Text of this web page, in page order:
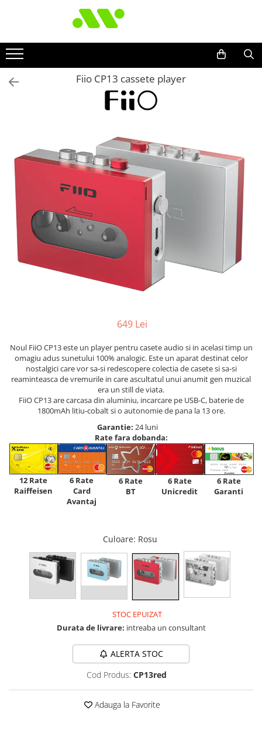
Fiio CP13 cassete player
649 Lei
Noul FiiO CP13 este un player pentru casete audio si in acelasi timp un
omagiu adus sunetului 100% analogic. Este un aparat destinat celor
nostalgici care vor sa-si redescopere colectia de casete si sa-si
reaminteasca de vremurile in care ascultatul unui anumit gen muzical
era un still de viata.
FiiO CP13 are carcasa din aluminiu, incarcare pe USB-C, baterie de
1800mAh litiu-cobalt si o autonomie de pana la 13 ore.
Garantie: 24 luni
Rate fara dobanda:
12 Rate
Raiffeisen
6 Rate
Card
Avantaj
6 Rate
BT
6 Rate
Unicredit
6 Rate
Garanti
Culoare: Rosu
STOC EPUIZAT
Durata de livrare: intreaba un consultant
ALERTA STOC
Cod Produs: CP13red
Adauga la Favorite